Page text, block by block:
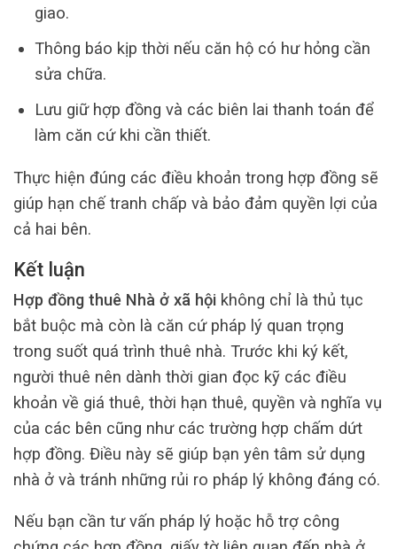
giao.
Thông báo kịp thời nếu căn hộ có hư hỏng cần
sửa chữa.
Lưu giữ hợp đồng và các biên lai thanh toán để
làm căn cứ khi cần thiết.
Thực hiện đúng các điều khoản trong hợp đồng sẽ
giúp hạn chế tranh chấp và bảo đảm quyền lợi của
cả hai bên.
Kết luận
Hợp đồng thuê Nhà ở xã hội không chỉ là thủ tục
bắt buộc mà còn là căn cứ pháp lý quan trọng
trong suốt quá trình thuê nhà. Trước khi ký kết,
người thuê nên dành thời gian đọc kỹ các điều
khoản về giá thuê, thời hạn thuê, quyền và nghĩa vụ
của các bên cũng như các trường hợp chấm dứt
hợp đồng. Điều này sẽ giúp bạn yên tâm sử dụng
nhà ở và tránh những rủi ro pháp lý không đáng có.
Nếu bạn cần tư vấn pháp lý hoặc hỗ trợ công